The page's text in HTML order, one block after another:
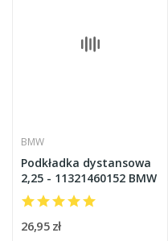
BMW
Podkładka dystansowa
2,25 - 11321460152 BMW
26,95 zł